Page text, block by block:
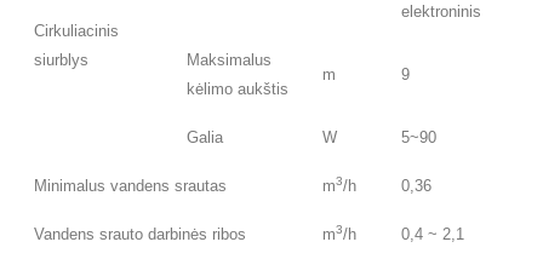
Cirkuliacinis
siurblys
elektroninis
Maksimalus
kėlimo aukštis
m 9
Galia W 5~90
Minimalus vandens srautas m3/h 0,36
Vandens srauto darbinės ribos m3/h 0,4 ~ 2,1